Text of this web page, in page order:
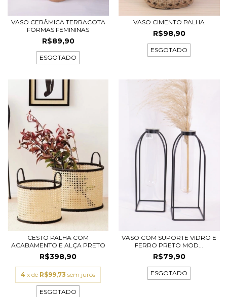
VASO CERÂMICA TERRACOTA
FORMAS FEMININAS
R$89,90
ESGOTADO
VASO CIMENTO PALHA
R$98,90
ESGOTADO
CESTO PALHA COM
ACABAMENTO E ALÇA PRETO
R$398,90
4 x de R$99,73 sem juros
ESGOTADO
VASO COM SUPORTE VIDRO E
FERRO PRETO MOD...
R$79,90
ESGOTADO